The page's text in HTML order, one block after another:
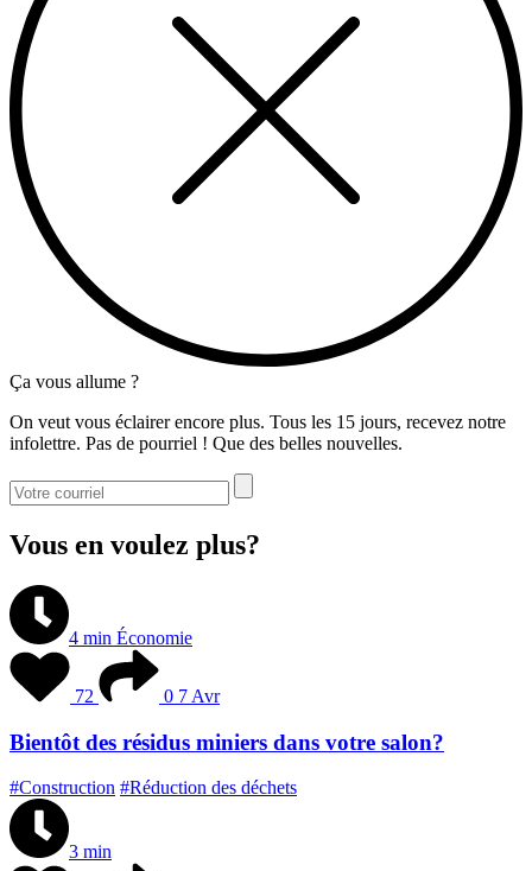
Ça vous allume ?
On veut vous éclairer encore plus. Tous les 15 jours, recevez notre
infolettre. Pas de pourriel ! Que des belles nouvelles.
Vous en voulez plus?
4 min Économie
72 0 7 Avr
Bientôt des résidus miniers dans votre salon?
#Construction #Réduction des déchets
3 min